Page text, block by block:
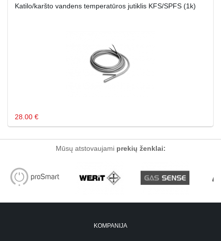
Katilo/karšto vandens temperatūros jutiklis KFS/SPFS (1k)
28.00 €
Mūsų atstovaujami prekių ženklai:
KOMPANIJA